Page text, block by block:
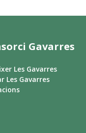
Gavarres
Les Gavarres
Les Gavarres